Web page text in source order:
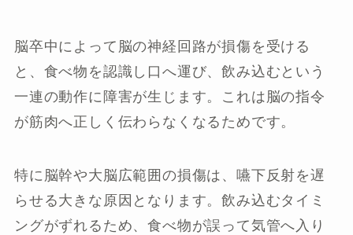
脳卒中によって脳の神経回路が損傷を受ける
と、食べ物を認識し口へ運び、飲み込むという
一連の動作に障害が生じます。これは脳の指令
が筋肉へ正しく伝わらなくなるためです。
特に脳幹や大脳広範囲の損傷は、嚥下反射を遅
らせる大きな原因となります。飲み込むタイミ
ングがずれるため、食べ物が誤って気管へ入り